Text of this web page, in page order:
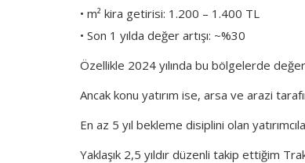
• m² kira getirisi: 1.200 – 1.400 TL
• Son 1 yılda değer artışı: ~%30
Özellikle 2024 yılında bu bölgelerde
Ancak konu yatırım ise, arsa ve arazi
En az 5 yıl bekleme disiplini olan
Yaklaşık 2,5 yıldır düzenli takip ettiğim